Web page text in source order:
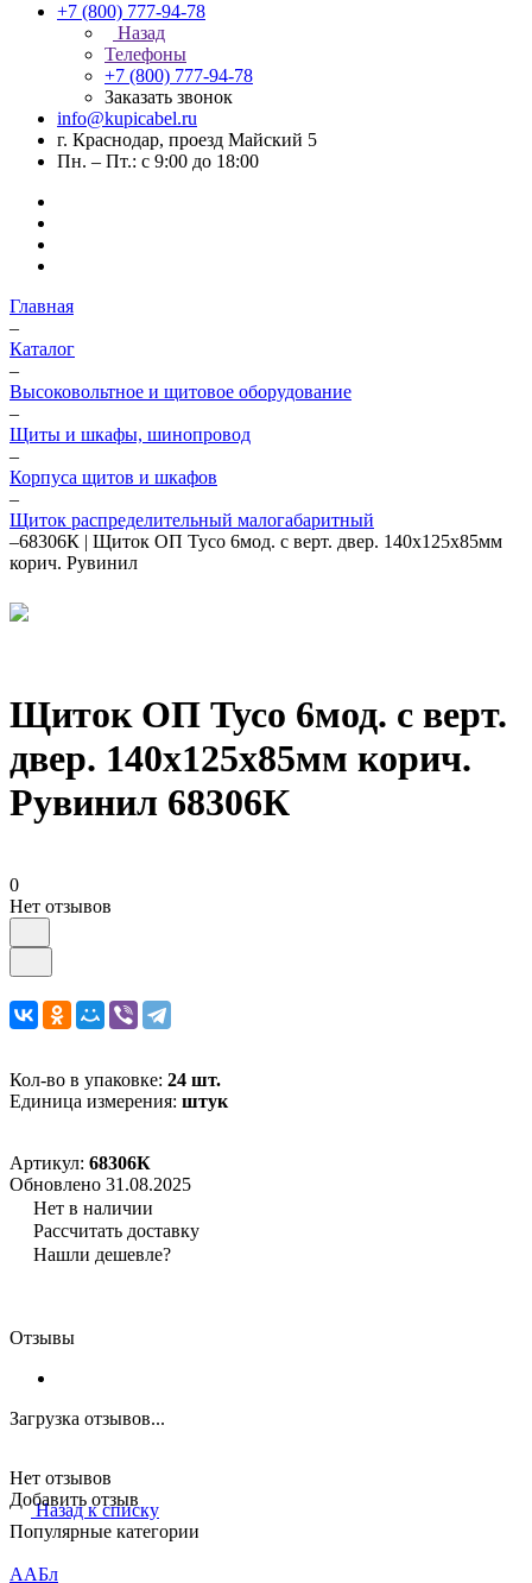
+7 (800) 777-94-78
Назад
Телефоны
+7 (800) 777-94-78
Заказать звонок
info@kupicabel.ru
г. Краснодар, проезд Майский 5
Пн. – Пт.: с 9:00 до 18:00
Главная
–
Каталог
–
Высоковольтное и щитовое оборудование
–
Щиты и шкафы, шинопровод
–
Корпуса щитов и шкафов
–
Щиток распределительный малогабаритный
–68306К | Щиток ОП Тусо 6мод. с верт. двер. 140х125х85мм
корич. Рувинил
Щиток ОП Тусо 6мод. с верт.
двер. 140х125х85мм корич.
Рувинил 68306К
0
Нет отзывов
Кол-во в упаковке: 24 шт.
Единица измерения: штук
Артикул: 68306К
Обновлено 31.08.2025
Нет в наличии
Рассчитать доставку
Нашли дешевле?
Отзывы
Загрузка отзывов...
Нет отзывов
Добавить отзыв
Назад к списку
Популярные категории
ААБл